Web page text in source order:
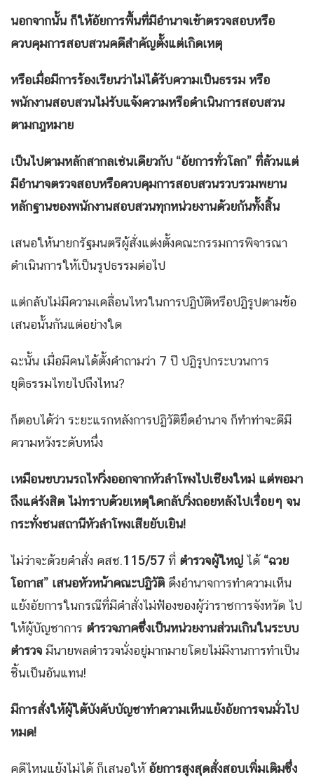
นอกจากนั้น ก็ให้อัยการพื้นที่มีอำนาจเข้าตรวจสอบหรือ
ควบคุมการสอบสวนคดีสำคัญตั้งแต่เกิดเหตุ
หรือเมื่อมีการร้องเรียนว่าไม่ได้รับความเป็นธรรม หรือ
พนักงานสอบสวนไม่รับแจ้งความหรือดำเนินการสอบสวน
ตามกฎหมาย
เป็นไปตามหลักสากลเช่นเดียวกับ “อัยการทั่วโลก” ที่ล้วนแต่
มีอำนาจตรวจสอบหรือควบคุมการสอบสวนรวบรวมพยาน
หลักฐานของพนักงานสอบสวนทุกหน่วยงานด้วยกันทั้งสิ้น
เสนอให้นายกรัฐมนตรีผู้สั่งแต่งตั้งคณะกรรมการพิจารณา
ดำเนินการให้เป็นรูปธรรมต่อไป
แต่กลับไม่มีความเคลื่อนไหวในการปฏิบัติหรือปฏิรูปตามข้อ
เสนอนั้นกันแต่อย่างใด
ฉะนั้น เมื่อมีคนได้ตั้งคำถามว่า 7 ปี ปฏิรูปกระบวนการ
ยุติธรรมไทยไปถึงไหน?
ก็ตอบได้ว่า ระยะแรกหลังการปฏิวัติยึดอำนาจ ก็ทำท่าจะดีมี
ความหวังระดับหนึ่ง
เหมือนขบวนรถไฟวิ่งออกจากหัวลำโพงไปเชียงใหม่ แต่พอมา
ถึงแค่รังสิต ไม่ทราบด้วยเหตุใดกลับวิ่งถอยหลังไปเรื่อยๆ จน
กระทั่งชนสถานีหัวลำโพงเสียยับเยิน!
ไม่ว่าจะด้วยคำสั่ง คสช.115/57 ที่ ตำรวจผู้ใหญ่ ได้ “ฉวย
โอกาส” เสนอหัวหน้าคณะปฏิวัติ ดึงอำนาจการทำความเห็น
แย้งอัยการในกรณีที่มีคำสั่งไม่ฟ้องของผู้ว่าราชการจังหวัด ไป
ให้ผู้บัญชาการ ตำรวจภาคซึ่งเป็นหน่วยงานส่วนเกินในระบบ
ตำรวจ มีนายพลตำรวจนั่งอยู่มากมายโดยไม่มีงานการทำเป็น
ชิ้นเป็นอันแทน!
มีการสั่งให้ผู้ใต้บังคับบัญชาทำความเห็นแย้งอัยการจนมั่วไป
หมด!
คดีไหนแย้งไม่ได้ ก็เสนอให้อัยการสูงสุดสั่งสอบเพิ่มเติมซึ่ง